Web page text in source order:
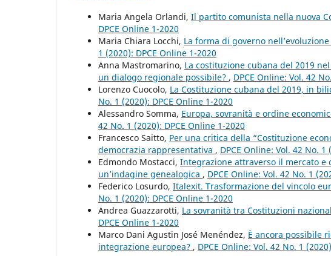
Maria Angela Orlandi, Il partito comunista nella nuova
DPCE Online 1-2020
Maria Chiara Locchi, La forma di governo
1 (2020): DPCE Online 1-2020
Anna Mastromarino, La costituzione cubana del 2019
un dialogo regionale possibile? , DPCE Online: Vol. 42
Lorenzo Cuocolo, La Costituzione cubana del 2019, in
No. 1 (2020): DPCE Online 1-2020
Alessandro Somma, Europa, sovranità e ordine
42 No. 1 (2020): DPCE Online 1-2020
Francesco Saitto, Per una critica della “Costituzione
democrazia rappresentativa , DPCE Online: Vol. 42 No. 1
Edmondo Mostacci, Integrazione attraverso il mercato
un’indagine genealogica , DPCE Online: Vol. 42 No. 1
Federico Losurdo, Italexit. Trasformazione del vincolo
No. 1 (2020): DPCE Online 1-2020
Andrea Guazzarotti, La sovranità tra Costituzioni
DPCE Online 1-2020
Marco Dani Agustin José Menéndez, È ancora possibile
integrazione europea? , DPCE Online: Vol. 42 No. 1